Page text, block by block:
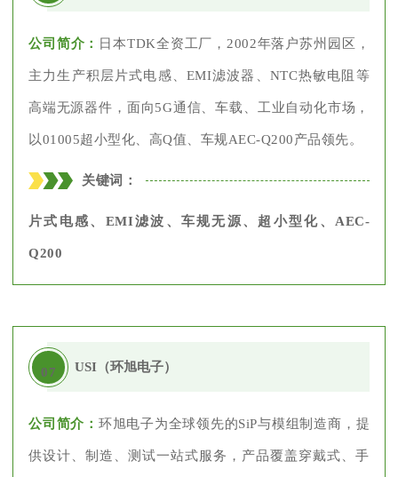
公司简介： 日本TDK全资工厂，2002年落户苏州园区，
主力生产积层片式电感、EMI滤波器、NTC热敏电阻等
高端无源器件，面向5G通信、车载、工业自动化市场，
以01005超小型化、高Q值、车规AEC-Q200产品领先。
关键词：
片式电感、EMI滤波、车规无源、超小型化、AEC-
Q200
07 USI（环旭电子）
公司简介： 环旭电子为全球领先的SiP与模组制造商，提
供设计、制造、测试一站式服务，产品覆盖穿戴式、手